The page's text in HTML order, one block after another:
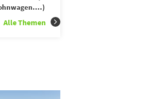
Alle Themen